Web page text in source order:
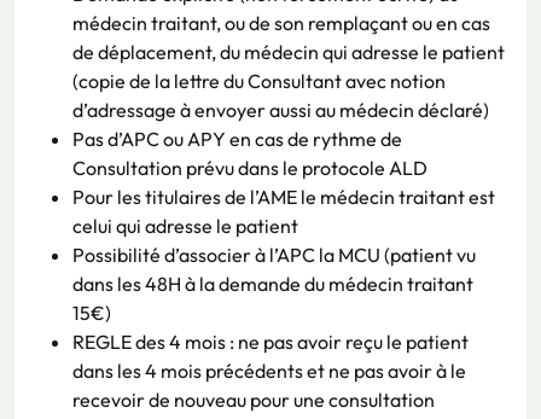
médecin traitant, ou de son remplaçant ou en cas
de déplacement, du médecin qui adresse le patient
(copie de la lettre du Consultant avec notion
d’adressage à envoyer aussi au médecin déclaré)
Pas d’APC ou APY en cas de rythme de
Consultation prévu dans le protocole ALD
Pour les titulaires de l’AME le médecin traitant est
celui qui adresse le patient
Possibilité d’associer à l’APC la MCU (patient vu
dans les 48H à la demande du médecin traitant
15€)
REGLE des 4 mois : ne pas avoir reçu le patient
dans les 4 mois précédents et ne pas avoir à le
recevoir de nouveau pour une consultation